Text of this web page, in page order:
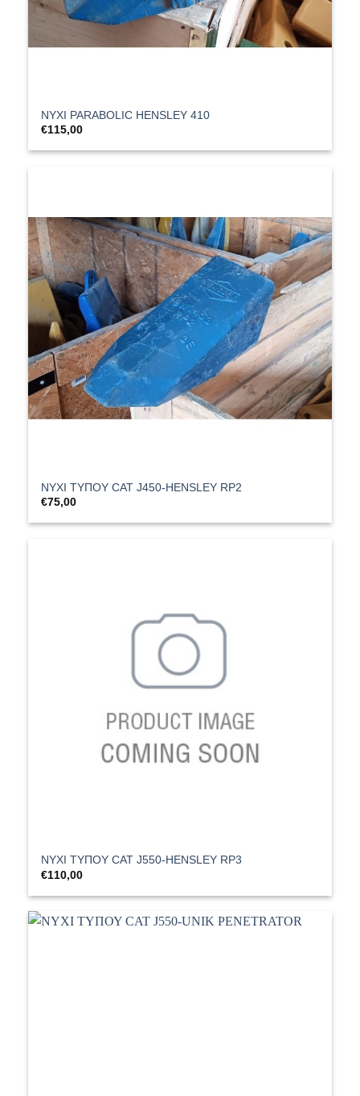
ΝΥΧΙ PARABOLIC HENSLEY 410
€115,00
ΝΥΧΙ ΤΥΠΟΥ CAT J450-HENSLEY RP2
€75,00
ΝΥΧΙ ΤΥΠΟΥ CAT J550-HENSLEY RP3
€110,00